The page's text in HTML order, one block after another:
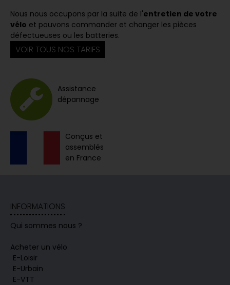
Nous nous occupons par la suite de l'entretien de votre
vélo et pouvons commander et changer les pièces
défectueuses ou les batteries.
VOIR TOUS NOS TARIFS
Assistance
dépannage
Conçus et
assemblés
en France
INFORMATIONS
Qui sommes nous ?
Acheter un vélo
E-Loisir
E-Urbain
E-VTT